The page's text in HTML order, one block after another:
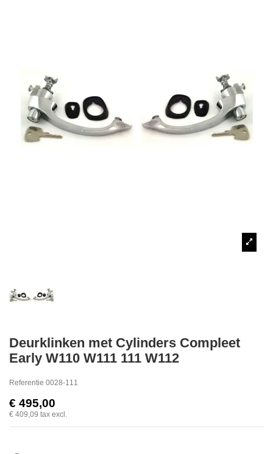
Deurklinken met Cylinders Compleet
Early W110 W111 111 W112
Referentie 0028-111
€ 495,00
€ 409,09 tax excl.